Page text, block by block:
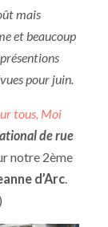
mais
et beaucoup
pour juin.
tous, Moi
de rue
notre 2ème
d’Arc.